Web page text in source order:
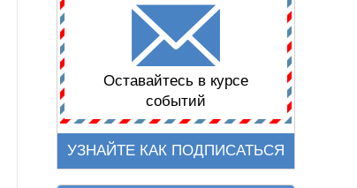
Оставайтесь в курсе
событий
УЗНАЙТЕ КАК ПОДПИСАТЬСЯ